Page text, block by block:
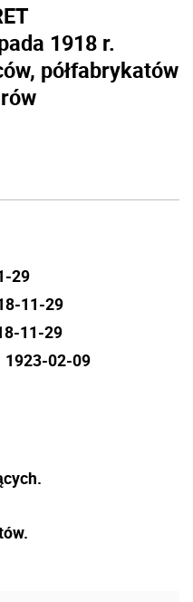
1918 r.
półfabrykatów
29
11-29
11-29
1923-02-09